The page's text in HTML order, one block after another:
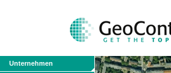
Unternehmen